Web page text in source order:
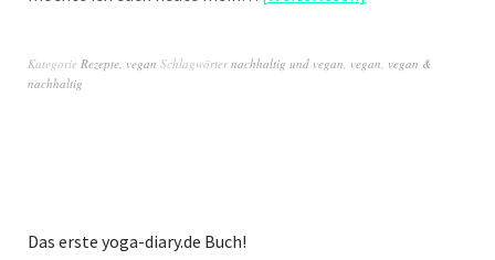
Kategorie Rezepte, vegan Schlagwörternachhaltig und vegan, vegan, vegan &
nachhaltig
Das erste yoga-diary.de Buch!